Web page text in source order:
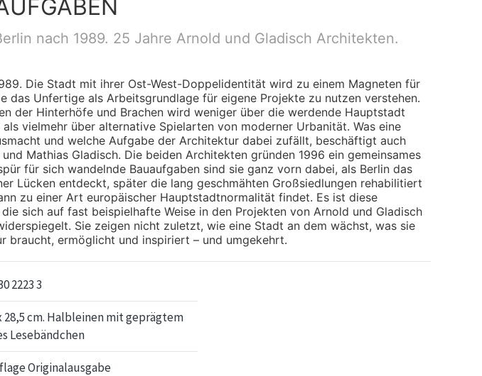
nach 1989. 25 Jahre Arnold und Gladisch Architekten.
Die Stadt mit ihrer Ost-West-Doppelidentität wird zu einem Magneten für
das Unfertige als Arbeitsgrundlage für eigene Projekte zu nutzen verstehen.
der Hinterhöfe und Brachen wird weniger über die werdende Hauptstadt
vielmehr über alternative Spielarten von moderner Urbanität. Was eine
und welche Aufgabe der Architektur dabei zufällt, beschäftigt auch
Mathias Gladisch. Die beiden Architekten gründen 1996 ein gemeinsames
für sich wandelnde Bauaufgaben sind sie ganz vorn dabei, als Berlin das
Lücken entdeckt, später die lang geschmähten Großsiedlungen rehabilitiert
zu einer Art europäischer Hauptstadtnormalität findet. Es ist diese
sich auf fast beispielhafte Weise in den Projekten von Arnold und Gladisch
Sie zeigen nicht zuletzt, wie eine Stadt an dem wächst, was sie
braucht, ermöglicht und inspiriert – und umgekehrt.
2223 3
28,5 cm. Halbleinen mit geprägtem
Lesebändchen
Originalausgabe